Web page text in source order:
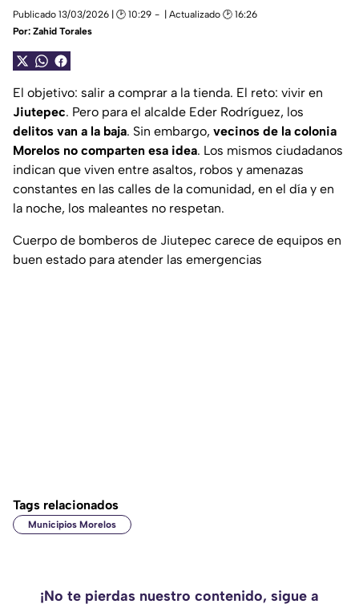
Publicado 13/03/2026 | 🕑 10:29
| Actualizado 🕑 16:26
Por: Zahid Torales
El objetivo: salir a comprar a la tienda. El reto: vivir en
Jiutepec. Pero para el alcalde Eder Rodríguez, los
delitos van a la baja. Sin embargo, vecinos de la colonia
Morelos no comparten esa idea. Los mismos ciudadanos
indican que viven entre asaltos, robos y amenazas
constantes en las calles de la comunidad, en el día y en
la noche, los maleantes no respetan.
Cuerpo de bomberos de Jiutepec carece de equipos en
buen estado para atender las emergencias
Tags relacionados
Municipios Morelos
¡No te pierdas nuestro contenido, sigue a